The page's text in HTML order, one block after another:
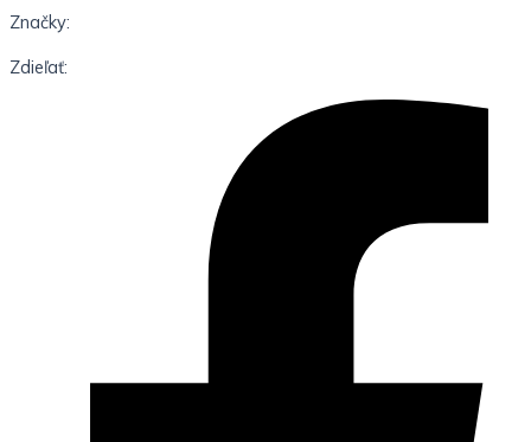
Značky:
Zdieľať: